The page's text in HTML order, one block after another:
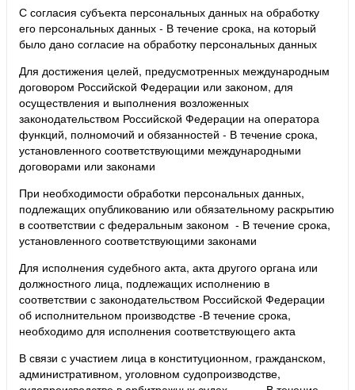
С согласия субъекта персональных данных на обработку
его персональных данных - В течение срока, на который
было дано согласие на обработку персональных данных
Для достижения целей, предусмотренных международным
договором Российской Федерации или законом, для
осуществления и выполнения возложенных
законодательством Российской Федерации на оператора
функций, полномочий и обязанностей - В течение срока,
установленного соответствующими международными
договорами или законами
При необходимости обработки персональных данных,
подлежащих опубликованию или обязательному раскрытию
в соответствии с федеральным законом - В течение срока,
установленного соответствующими законами
Для исполнения судебного акта, акта другого органа или
должностного лица, подлежащих исполнению в
соответствии с законодательством Российской Федерации
об исполнительном производстве -В течение срока,
необходимо для исполнения соответствующего акта
В связи с участием лица в конституционном, гражданском,
административном, уголовном судопроизводстве,